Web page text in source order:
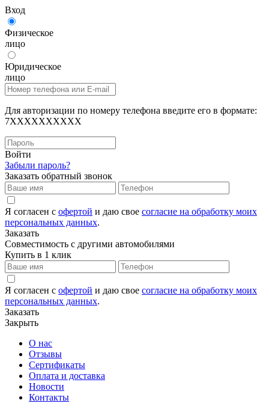
Вход
Физическое
лицо
Юридическое
лицо
Для авторизации по номеру телефона введите его в формате:
7XXXXXXXXXX
Войти
Забыли пароль?
Заказать обратный звонок
Я согласен с офертой и даю свое согласие на обработку моих
персональных данных.
Заказать
Совместимость с другими автомобилями
Купить в 1 клик
Я согласен с офертой и даю свое согласие на обработку моих
персональных данных.
Заказать
Закрыть
О нас
Отзывы
Сертификаты
Оплата и доставка
Новости
Контакты